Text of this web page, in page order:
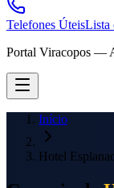
Telefones ÚteisLista
Portal Viracopos —
Início
Hotel